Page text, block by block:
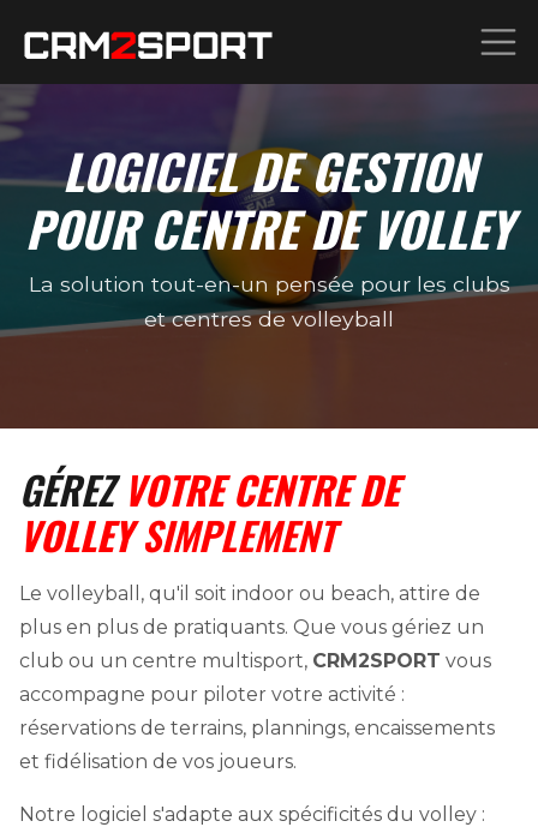
LOGICIEL DE GESTION
POUR CENTRE DE VOLLEY
La solution tout-en-un pensée pour les clubs
et centres de volleyball
GÉREZVOTRE CENTRE DE
VOLLEY SIMPLEMENT
Le volleyball, qu'il soit indoor ou beach, attire de
plus en plus de pratiquants. Que vous gériez un
club ou un centre multisport, CRM2SPORT vous
accompagne pour piloter votre activité :
réservations de terrains, plannings, encaissements
et fidélisation de vos joueurs.
Notre logiciel s'adapte aux spécificités du volley :